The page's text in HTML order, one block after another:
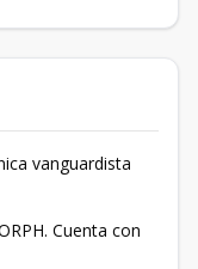
vanguardista
Cuenta con